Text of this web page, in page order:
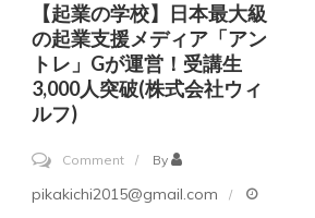
【起業の学校】日本最大級
の起業支援メディア「アン
トレ」Gが運営！受講生
3,000人突破(株式会社ウィ
ルフ)
Commenton
【起
By
pikakichi2015@gmail.com